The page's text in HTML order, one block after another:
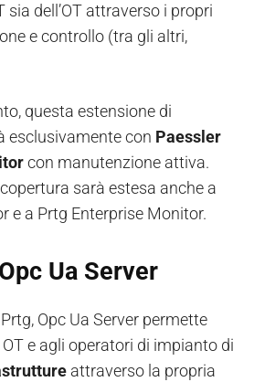
sia dell’OT attraverso i propri
e controllo (tra gli altri,
questa estensione di
esclusivamente con Paessler
con manutenzione attiva.
sarà estesa anche a
e a Prtg Enterprise Monitor.
Ua Server
Opc Ua Server permette
e agli operatori di impianto di
attraverso la propria